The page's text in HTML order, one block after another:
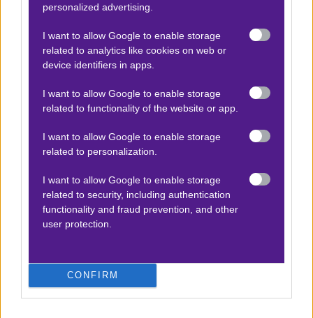
personalized advertising.
I want to allow Google to enable storage
related to analytics like cookies on web or
device identifiers in apps.
I want to allow Google to enable storage
related to functionality of the website or app.
I want to allow Google to enable storage
related to personalization.
I want to allow Google to enable storage
related to security, including authentication
functionality and fraud prevention, and other
user protection.
CONFIRM
21+ | ΑΡΜΟΔΙΟΣ ΡΥΘΜΙΣΤΗΣ ΕΕΕΠ | ΚΙΝΔΥΝΟΣ
ΕΘΙΣΜΟΥ & ΑΠΩΛΕΙΑΣ ΠΕΡΙΟΥΣΙΑΣ | ΓΡΑΜΜΗ
ΒΟΗΘΕΙΑΣ ΚΕΘΕΑ: 210 9237777 | ΠΑΙΞΕ ΥΠΕΥΘΥΝΑ
Προσφορές*
ΒΑΘΜΟΛΟΓΙΕΣ
Βαθμολογίες Ελλάδα - Stoiximan
Super league
Βαθμολογίες Aγγλία – Premier league
Βαθμολογίες Ισπανίας- La liga
Βαθμολογίες Ιταλίας- Serie A